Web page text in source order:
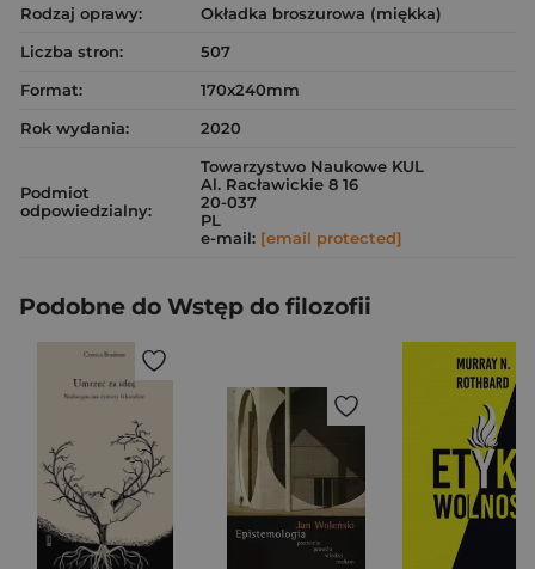
Rodzaj oprawy:
Okładka broszurowa (miękka)
Liczba stron:
507
Format:
170x240mm
Rok wydania:
2020
Podmiot
odpowiedzialny:
Towarzystwo Naukowe KUL
Al. Racławickie 8 16
20-037
PL
e-mail: [email protected]
Podobne do Wstęp do filozofii